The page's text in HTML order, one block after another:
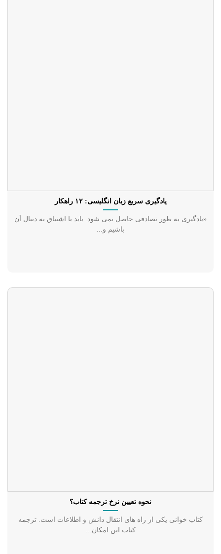
یادگیری سریع زبان انگلیسی: ۱۲ راهکار
«یادگیری به طور تصادفی حاصل نمی شود. باید با اشتیاق به دنبال آن
باشیم و...
نحوه تعیین نرخ ترجمه کتاب؟
کتاب خوانی یکی از راه های انتقال دانش و اطلاعات است. ترجمه
کتاب این امکان...